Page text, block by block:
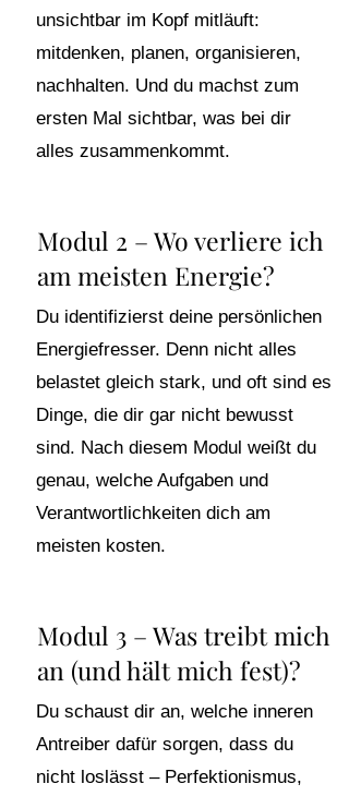
unsichtbar im Kopf mitläuft:
mitdenken, planen, organisieren,
nachhalten. Und du machst zum
ersten Mal sichtbar, was bei dir
alles zusammenkommt.
Modul 2 – Wo verliere ich
am meisten Energie?
Du identifizierst deine persönlichen
Energiefresser. Denn nicht alles
belastet gleich stark, und oft sind es
Dinge, die dir gar nicht bewusst
sind. Nach diesem Modul weißt du
genau, welche Aufgaben und
Verantwortlichkeiten dich am
meisten kosten.
Modul 3 – Was treibt mich
an (und hält mich fest)?
Du schaust dir an, welche inneren
Antreiber dafür sorgen, dass du
nicht loslässt – Perfektionismus,